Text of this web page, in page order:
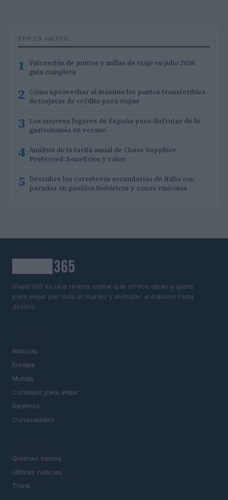
TOP EN GUSTO
1 Valoración de puntos y millas de viaje en julio 2026:
guía completa
2 Cómo aprovechar al máximo los puntos transferibles
de tarjetas de crédito para viajar
3 Los mejores lugares de España para disfrutar de la
gastronomía en verano
4 Análisis de la tarifa anual de Chase Sapphire
Preferred: beneficios y valor
5 Descubre las carreteras secundarias de Italia con
paradas en pueblos históricos y zonas vinícolas
Viajar365 es una revista online que ofrece ideas y guías
para viajar por todo el mundo y disfrutar al máximo cada
destino.
Noticias
Europa
Mundo
Consejos para viajar
Destinos
Curiosidades
Quienes somos
Últimas noticias
Think